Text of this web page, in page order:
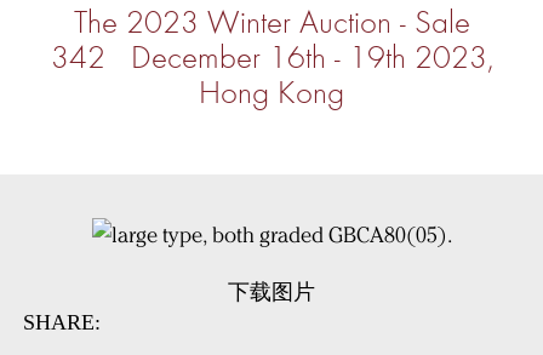
The 2023 Winter Auction - Sale
342 December 16th - 19th 2023,
Hong Kong
下载图片
SHARE: